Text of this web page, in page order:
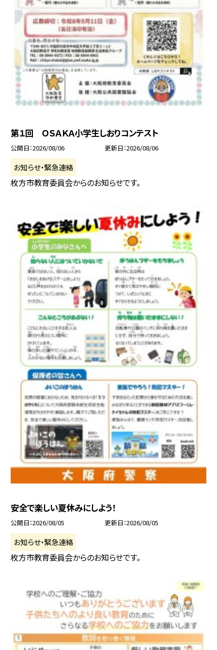
第１回 ＯＳＡＫＡ小学生しおりコンテスト
公開日 2026/08/06 更新日 2026/08/06
お知らせ・緊急連絡
枚方市教育委員会からのお知らせです。
安全で楽しい夏休みにしよう！
公開日 2026/08/05 更新日 2026/08/05
お知らせ・緊急連絡
枚方市教育委員会からのお知らせです。